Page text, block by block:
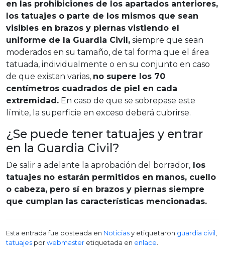
en las prohibiciones de los apartados anteriores,
los tatuajes o parte de los mismos que sean
visibles en brazos y piernas vistiendo el
uniforme de la Guardia Civil, siempre que sean
moderados en su tamaño, de tal forma que el área
tatuada, individualmente o en su conjunto en caso
de que existan varias, no supere los 70
centímetros cuadrados de piel en cada
extremidad. En caso de que se sobrepase este
límite, la superficie en exceso deberá cubrirse.
¿Se puede tener tatuajes y entrar
en la Guardia Civil?
De salir a adelante la aprobación del borrador, los
tatuajes no estarán permitidos en manos, cuello
o cabeza, pero sí en brazos y piernas siempre
que cumplan las características mencionadas.
Esta entrada fue posteada en Noticiasy etiquetaron guardia civil,
tatuajes porwebmaster etiquetada en enlace.